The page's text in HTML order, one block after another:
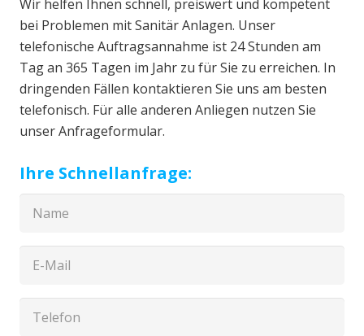
Wir helfen Ihnen schnell, preiswert und kompetent
bei Problemen mit Sanitär Anlagen. Unser
telefonische Auftragsannahme ist 24 Stunden am
Tag an 365 Tagen im Jahr zu für Sie zu erreichen. In
dringenden Fällen kontaktieren Sie uns am besten
telefonisch. Für alle anderen Anliegen nutzen Sie
unser Anfrageformular.
Ihre Schnellanfrage: